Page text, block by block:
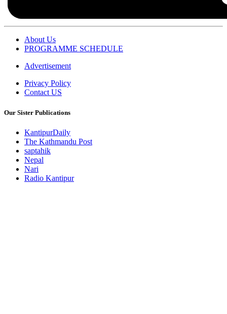
About Us
PROGRAMME SCHEDULE
Advertisement
Privacy Policy
Contact US
Our Sister Publications
KantipurDaily
The Kathmandu Post
saptahik
Nepal
Nari
Radio Kantipur